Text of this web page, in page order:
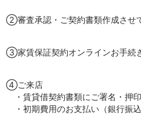
②審査承認・ご契約書類作成させ
③家賃保証契約オンラインお手続
④ご来店
・賃貸借契約書類にご署名・押印
・初期費用のお支払い（銀行振